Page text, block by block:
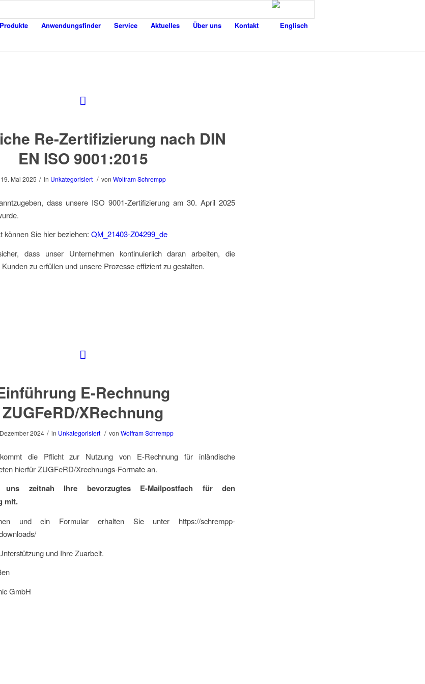
Produkte Anwendungsfinder Service Aktuelles Über uns Kontakt
Re-Zertifizierung nach DIN
EN ISO 9001:2015
19. Mai 2025 / in Unkategorisiert / von Wolfram Schrempp
dass unsere ISO 9001-Zertifizierung am 30. April 2025
können Sie hier beziehen: QM_21403-Z04299_de
dass unser Unternehmen kontinuierlich daran arbeiten, die
zu erfüllen und unsere Prozesse effizient zu gestalten.
E-Rechnung
ZUGFeRD/XRechnung
2024 / in Unkategorisiert / von Wolfram Schrempp
die Pflicht zur Nutzung von E-Rechnung für inländische
hierfür ZUGFeRD/Xrechnungs-Formate an.
zeitnah Ihre bevorzugtes E-Mailpostfach für den
mit.
und ein Formular erhalten Sie unter https://schrempp-
und Ihre Zuarbeit.
GmbH